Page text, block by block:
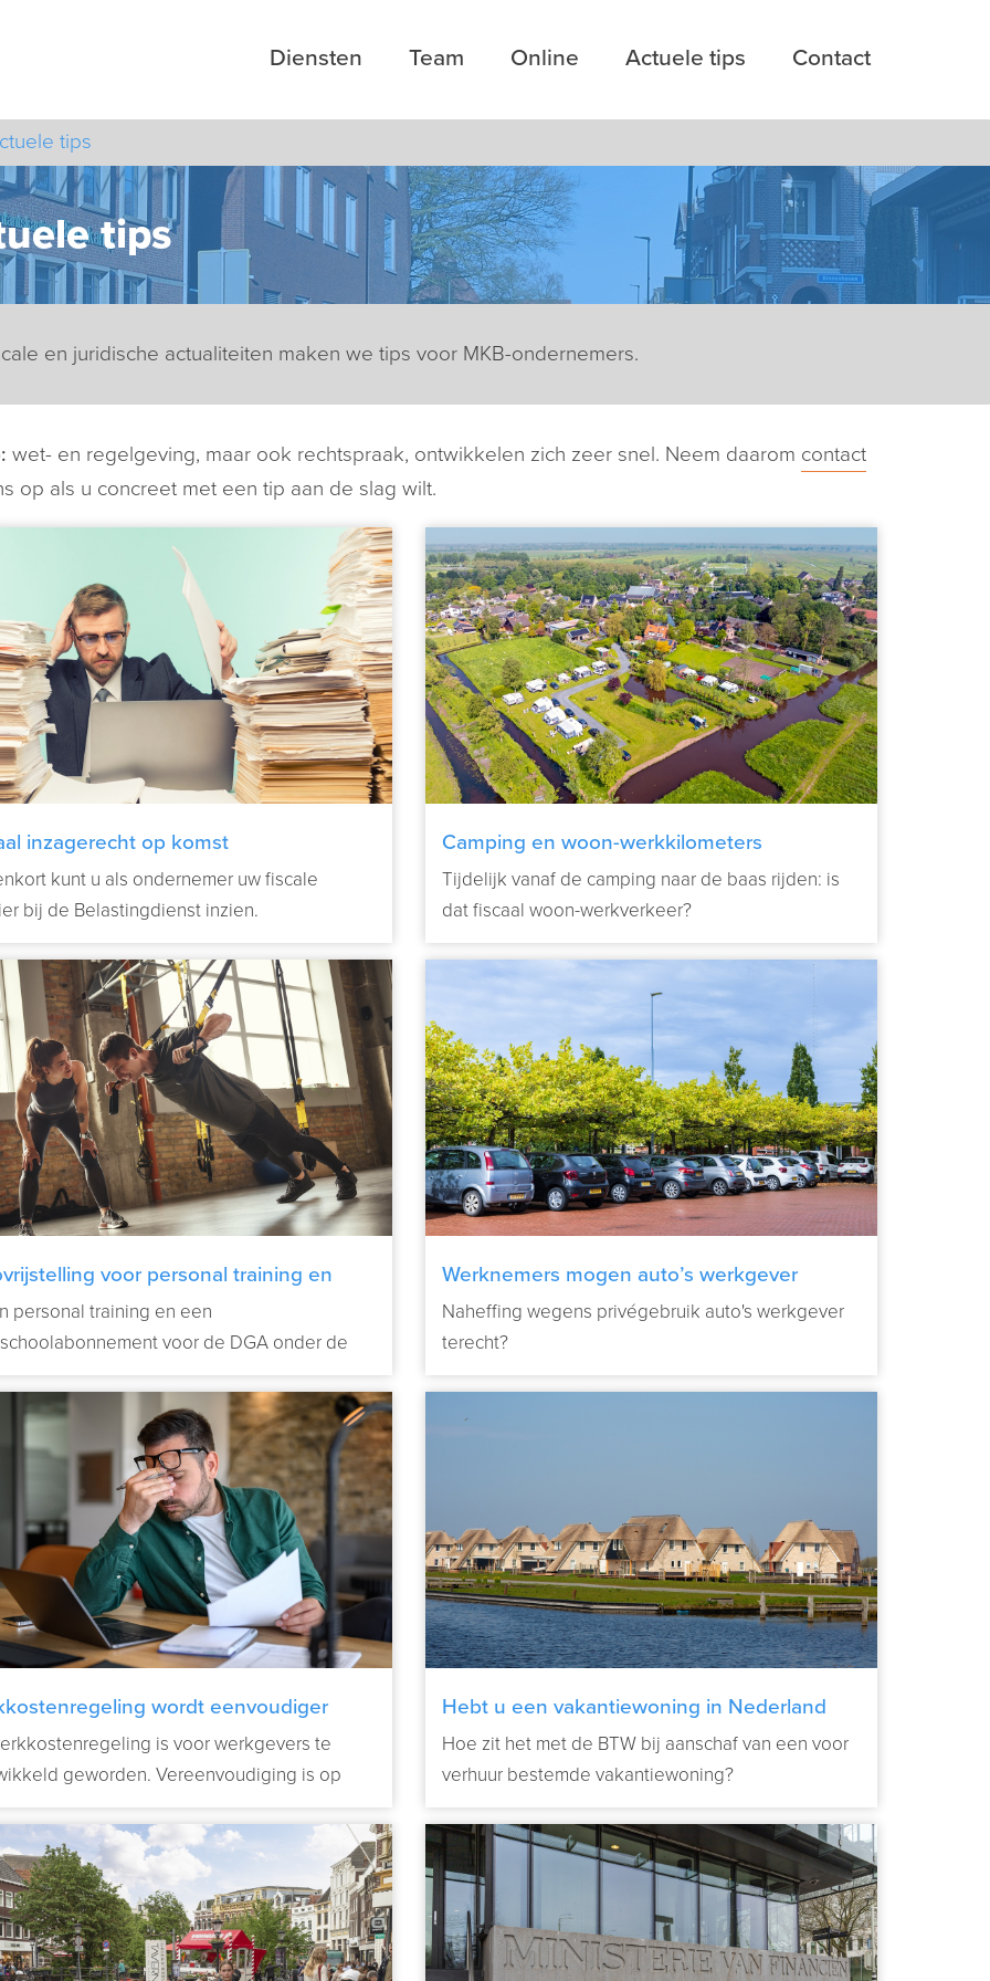
Diensten Team Online Actuele tips Contact
tips
tips
en juridische actualiteiten maken we tips voor MKB-ondernemers.
wet- en regelgeving, maar ook rechtspraak, ontwikkelen zich zeer snel. Neem daarom contact
op als u concreet met een tip aan de slag wilt.
inzagerecht op komst
kunt u als ondernemer uw fiscale
bij de Belastingdienst inzien.
Verder lezen
Camping en woon-werkkilometers
Tijdelijk vanaf de camping naar de baas rijden: is
dat fiscaal woon-werkverkeer?
Verder lezen
voor personal training en
sportschool van DGA
personal training en een
voor de DGA onder de
Verder lezen
Werknemers mogen auto’s werkgever
meenemen
Naheffing wegens privégebruik auto's werkgever
terecht?
Verder lezen
wordt eenvoudiger
is voor werkgevers te
geworden. Vereenvoudiging is op
Verder lezen
Hebt u een vakantiewoning in Nederland
die u gaat verhuren?
Hoe zit het met de BTW bij aanschaf van een voor
verhuur bestemde vakantiewoning?
Verder lezen